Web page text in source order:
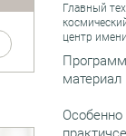
Главный
центр
материал